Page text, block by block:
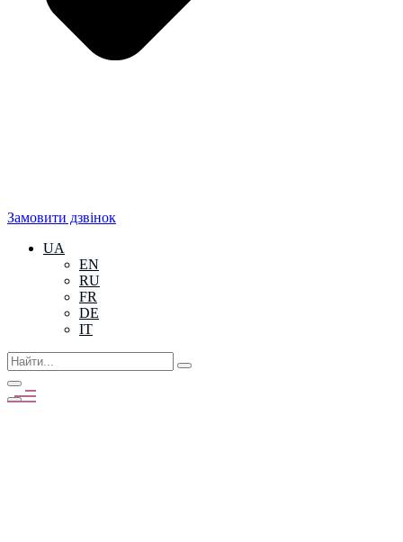
Замовити дзвінок
UA
EN
RU
FR
DE
IT